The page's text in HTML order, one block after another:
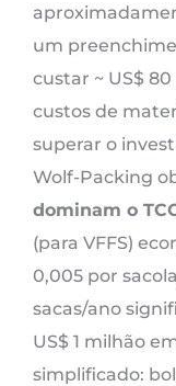
um
custar ~ US$
custos de
superar o
Wolf-Packing
dominam o
(para VFFS)
0,005 por
sacas/ano
US$ 1 milhão
simplificado: